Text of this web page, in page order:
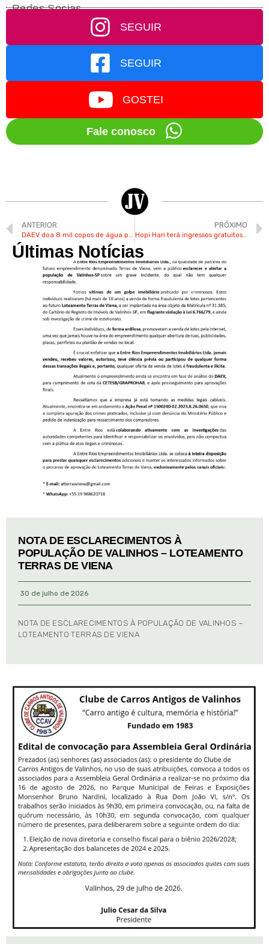
Redes Socias
SEGUIR
SEGUIR
GOSTEI
Fale conosco
ANTERIOR
DAEV doa 8 mil copos de água para vítimas das chuvas no litoral norte
PRÓXIMO
Hopi Hari terá ingressos gratuitos para mulheres durante o mês de março
Últimas Notícias
NOTA DE ESCLARECIMENTOS À
POPULAÇÃO DE VALINHOS – LOTEAMENTO
TERRAS DE VIENA
30 de julho de 2026
NOTA DE ESCLARECIMENTOS À POPULAÇÃO DE VALINHOS –
LOTEAMENTO TERRAS DE VIENA